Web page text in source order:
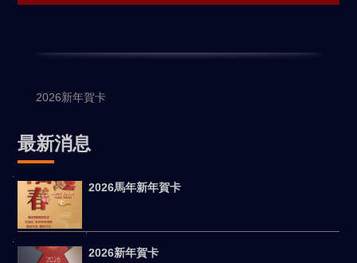
2026新年賀卡
最新消息
2026馬年新年賀卡
2026新年賀卡